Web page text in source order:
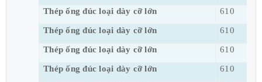
Thép ống đúc loại dày cỡ lớn 610
Thép ống đúc loại dày cỡ lớn 610
Thép ống đúc loại dày cỡ lớn 610
Thép ống đúc loại dày cỡ lớn 610